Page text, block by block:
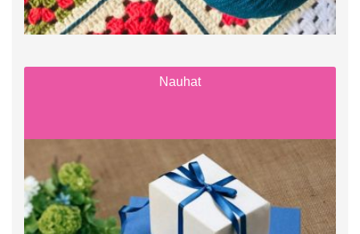
Nauhat